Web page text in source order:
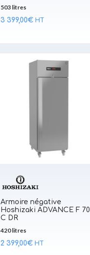
503 litres
3 399,00€ HT
Armoire négative
Hoshizaki ADVANCE F 70
C DR
420 litres
2 399,00€ HT